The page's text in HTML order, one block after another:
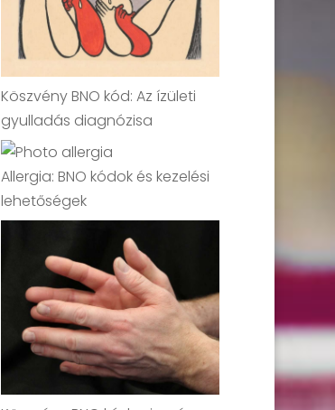
Köszvény BNO kód: Az ízületi
gyulladás diagnózisa
Allergia: BNO kódok és kezelési
lehetőségek